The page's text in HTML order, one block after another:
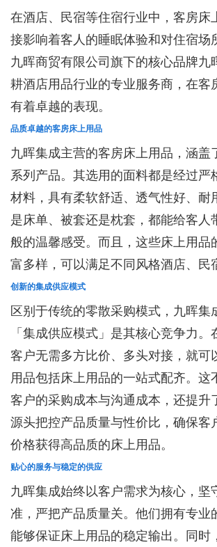
在酒店、民宿等住宿行业中，客房床
接影响着客人的睡眠体验和对住宿场
九晖商贸有限公司旗下的核心品牌九
耕酒店用品行业的专业服务商，在客
有着卓越的表现。
品质卓越的客房床上用品
九晖集成主营的客房床上用品，涵盖
系列产品。其选用的面料都是经过严
材料，具有柔软舒适、透气性好、耐
是床单、被套还是枕套，都能给客人
般的温馨感受。而且，这些床上用品
富多样，可以满足不同风格酒店、民
创新的集成供应模式
区别于传统的零散采购模式，九晖集
「集成供应模式」是其核心竞争力。
客户无需多方比价、多头对接，就可
用品包括床上用品的一站式配齐。这
客户的采购成本与沟通成本，还提升
源头把控产品质量与性价比，确保客
价格获得高品质的床上用品。
贴心的服务与稳定的供应
九晖集成始终以客户需求为核心，坚
准，严把产品质量关。他们拥有专业
能够保证床上用品的稳定输出。同时